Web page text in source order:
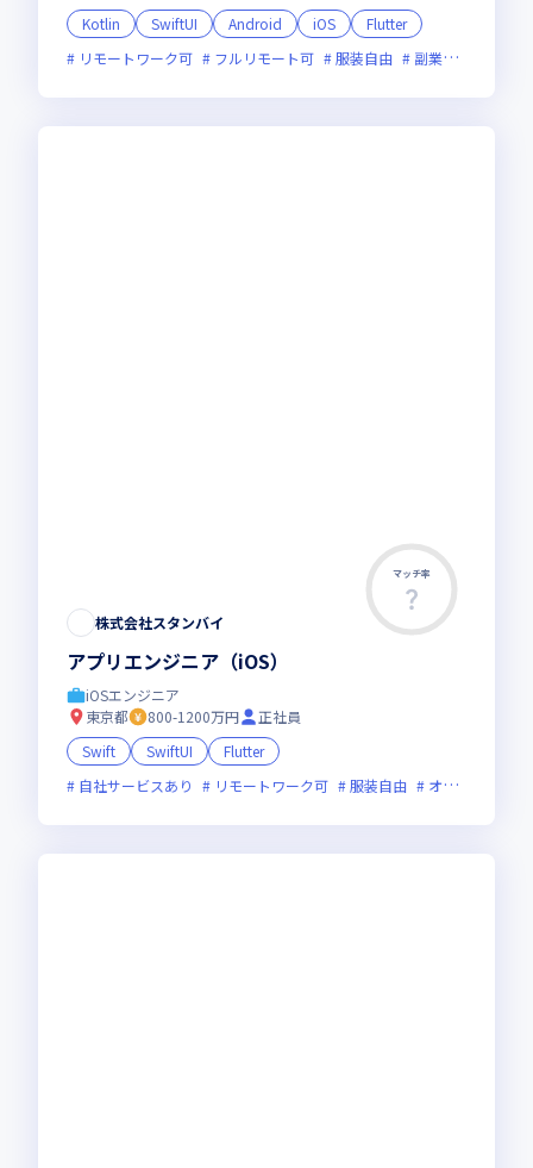
Kotlin
SwiftUI Android iOS
Flutter
リモートワーク可
フルリモート可 服装自由 副業可
マッチ率
株式会社スタンバイ
アプリエンジニア（iOS）
iOSエンジニア
東京都
800-1200万円
正社員
Swift
SwiftUI
Flutter
自社サービスあり
リモートワーク可 服装自由 オンライン選考可